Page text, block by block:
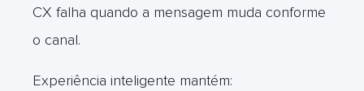
CX falha quando a mensagem muda conforme
o canal.
Experiência inteligente mantém: